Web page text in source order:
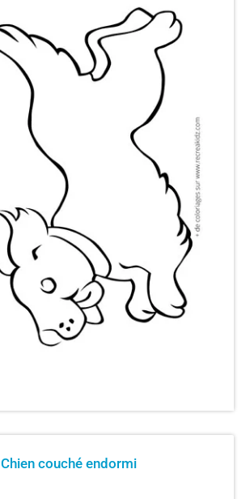
Chien couché endormi